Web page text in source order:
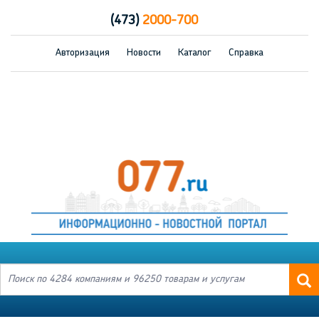
(473)2000-700
Авторизация Новости Каталог Справка